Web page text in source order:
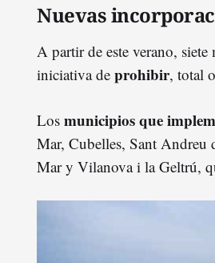
Nuevas
A partir de este verano,
iniciativa de prohibir, total
Los municipios que
Mar, Cubelles, Sant Andreu
Mar y Vilanova i la Geltrú,